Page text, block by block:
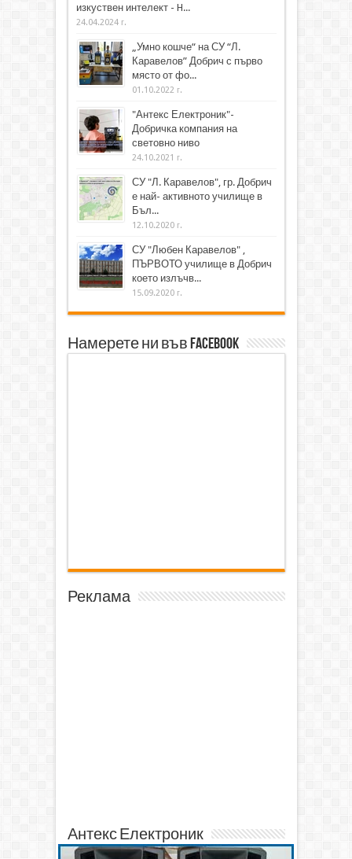
изкуствен интелект - H...
24.04.2024 г.
„Умно кошче“ на СУ “Л.
Каравелов” Добрич с първо
място от фо...
01.10.2022 г.
"Антекс Електроник"-
Добричка компания на
световно ниво
24.10.2021 г.
СУ "Л. Каравелов", гр. Добрич
е най- активното училище в
Бъл...
12.10.2020 г.
СУ "Любен Каравелов" ,
ПЪРВОТО училище в Добрич
което излъчв...
15.09.2020 г.
Намерете ни във Facebook
Реклама
Антекс Електроник